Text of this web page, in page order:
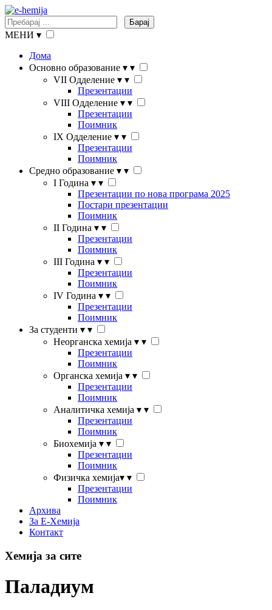
Барај
МЕНИ ▾
Дома
Основно образование ▾ ▾
VII Одделение ▾ ▾
Презентации
VIII Одделение ▾ ▾
Презентации
Поимник
IX Одделение ▾ ▾
Презентации
Поимник
Средно образование ▾ ▾
I Година ▾ ▾
Презентации по нова програма 2025
Постари презентации
Поимник
II Година ▾ ▾
Презентации
Поимник
III Година ▾ ▾
Презентации
Поимник
IV Година ▾ ▾
Презентации
Поимник
За студенти ▾ ▾
Неорганска хемија ▾ ▾
Презентации
Поимник
Органска хемија ▾ ▾
Презентации
Поимник
Аналитичка хемија ▾ ▾
Презентации
Поимник
Биохемија ▾ ▾
Презентации
Поимник
Физичка хемија▾ ▾
Презентации
Поимник
Архива
За Е-Хемија
Контакт
Хемија за сите
Паладиум